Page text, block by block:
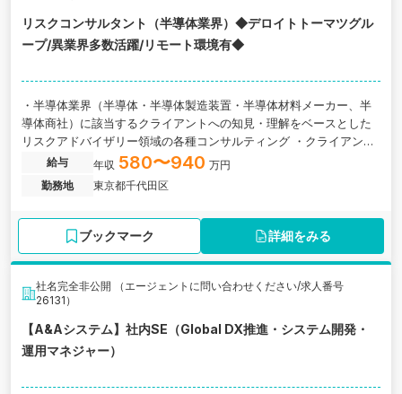
リスクコンサルタント（半導体業界）◆デロイトトーマツグル
ープ/異業界多数活躍/リモート環境有◆
・半導体業界（半導体・半導体製造装置・半導体材料メーカー、半
導体商社）に該当するクライアントへの知見・理解をベースとした
リスクアドバイザリー領域の各種コンサルティング ・クライアント
接点を起点にCXO課題を識別し、課題解決のためのPJを、高い専門
性を持つ他ユニット・グローバルのメンバーと共に企画・提案・遂
行 ・政府・地方自治体・財界・金融機関・ファンド等の業界を取り
給与 年収 580〜940 万円
勤務地
東京都千代田区
ブックマーク 詳細をみる
社名完全非公開 （エージェントに問い合わせください/求人番号
26131）
【A&Aシステム】社内SE（Global DX推進・システム開発・
運用マネジャー）